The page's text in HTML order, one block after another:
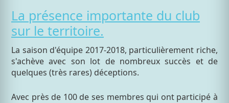
La présence importante du club
sur le territoire.
La saison d'équipe 2017-2018, particulièrement riche,
s'achève avec son lot de nombreux succès et de
quelques (très rares) déceptions.
Avec près de 100 de ses membres qui ont participé à